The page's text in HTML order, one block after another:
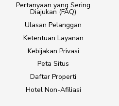
Pertanyaan yang Sering
Diajukan (FAQ)
Ulasan Pelanggan
Ketentuan Layanan
Kebijakan Privasi
Peta Situs
Daftar Properti
Hotel Non-Afiliasi